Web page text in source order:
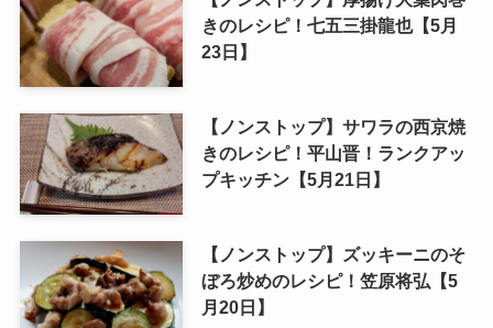
きのレシピ！七五三掛龍也【5月
23日】
【ノンストップ】サワラの西京焼
きのレシピ！平山晋！ランクアッ
プキッチン【5月21日】
【ノンストップ】ズッキーニのそ
ぼろ炒めのレシピ！笠原将弘【5
月20日】